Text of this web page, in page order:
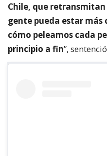
Chile, que
gente pueda estar más
cómo peleamos cada
principio a fin”,